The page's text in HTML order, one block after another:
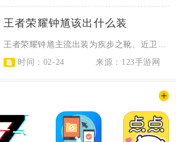
王者荣耀钟馗该出什么装
时间：02-24
来源：123手游网